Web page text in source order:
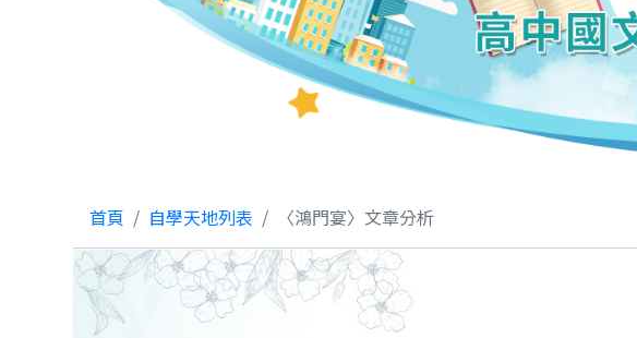
首頁 自學天地列表 〈鴻門宴〉文章分析